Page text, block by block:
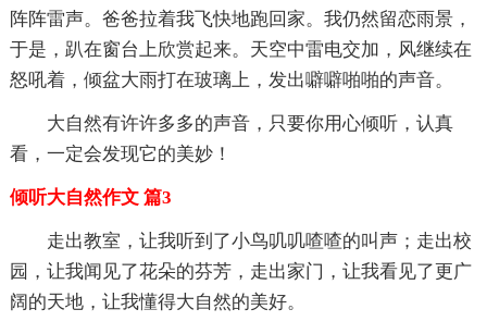
阵阵雷声。爸爸拉着我飞快地跑回家。我仍然留恋雨景，
于是，趴在窗台上欣赏起来。天空中雷电交加，风继续在
怒吼着，倾盆大雨打在玻璃上，发出噼噼啪啪的声音。
大自然有许许多多的声音，只要你用心倾听，认真
看，一定会发现它的美妙！
倾听大自然作文 篇3
走出教室，让我听到了小鸟叽叽喳喳的叫声；走出校
园，让我闻见了花朵的芬芳，走出家门，让我看见了更广
阔的天地，让我懂得大自然的美好。